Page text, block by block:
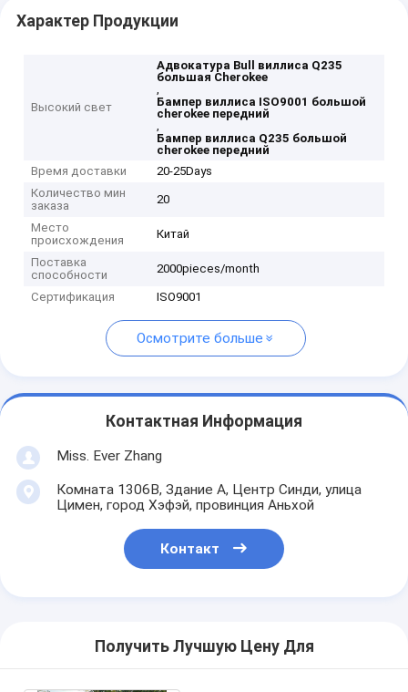
Характер Продукции
Высокий свет
Адвокатура Bull виллиса Q235
большая Cherokee
,
Бампер виллиса ISO9001 большой
cherokee передний
,
Бампер виллиса Q235 большой
cherokee передний
Время доставки
20-25Days
Количество мин
заказа
20
Место
происхождения
Китай
Поставка
способности
2000pieces/month
Сертификация ISO9001
Осмотрите больше
Контактная Информация
Miss. Ever Zhang
Комната 1306B, Здание A, Центр Синди, улица
Цимен, город Хэфэй, провинция Аньхой
Контакт
Получить Лучшую Цену Для